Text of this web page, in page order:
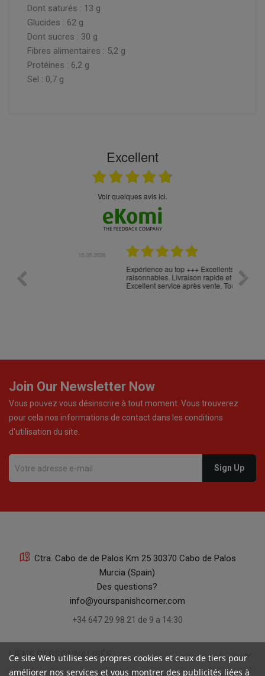
Dont saturés : 13 g
Glucides : 62 g
Dont sucres : 30 g
Fibres alimentaires : 5,2 g
Protéines : 6,2 g
Sel : 0,7 g
Excellent
Voir quelques avis ici.
23.04.2026
Expérience au top +++ Excellents produits à prix
raisonnables. Livraison rapide et très, très soignée.
Excellent service après vente. Tout est parfait !!!
Join Our Newsletter Now
Vous pouvez vous désinscrire à tout moment. Vous trouverez
pour cela nos informations de contact dans les conditions
d'utilisation du site.
Ctra. Cabo de de Palos Km 25 30370 Cabo de Palos
Murcia (Spain)
Des questions?
info@yourspanishcorner.com
+34 647 29 98 21 de 9 a 14:30
LIENS PERSONNALISÉS keyboard_arrow_down
Ce site Web utilise ses propres cookies et ceux de tiers pour
améliorer nos services et vous montrer des publicités liées à